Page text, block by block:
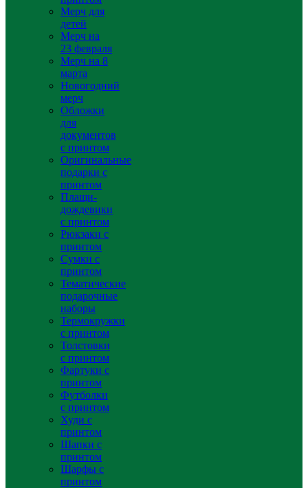
Мерч для
детей
Мерч на
23 февраля
Мерч на 8
марта
Новогодний
мерч
Обложки
для
документов
с принтом
Оригинальные
подарки с
принтом
Плащи-
дождевики
с принтом
Рюкзаки с
принтом
Сумки с
принтом
Тематические
подарочные
наборы
Термокружки
с принтом
Толстовки
с принтом
Фартуки с
принтом
Футболки
с принтом
Худи с
принтом
Шапки с
принтом
Шарфы с
принтом